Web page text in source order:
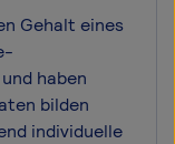
Gehalt eines
haben
bilden
individuelle